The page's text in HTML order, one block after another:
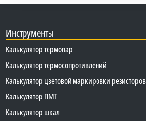
Инструменты
Калькулятор термопар
Калькулятор термосопротивлений
Калькулятор цветовой маркировки резисторов
Калькулятор ПМТ
Калькулятор шкал